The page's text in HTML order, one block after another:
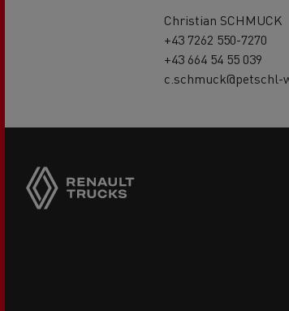
Christian SCHMUCK
+43 7262 550-7270
+43 664 54 55 039